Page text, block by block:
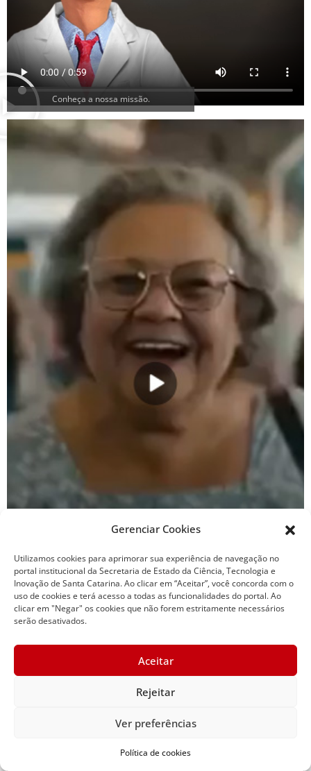
Gerenciar Cookies
Utilizamos cookies para aprimorar sua experiência de navegação no
portal institucional da Secretaria de Estado da Ciência, Tecnologia e
Inovação de Santa Catarina. Ao clicar em “Aceitar”, você concorda com o
uso de cookies e terá acesso a todas as funcionalidades do portal. Ao
clicar em "Negar" os cookies que não forem estritamente necessários
serão desativados.
Aceitar
Rejeitar
Ver preferências
Política de cookies
Conheça a nossa missão.